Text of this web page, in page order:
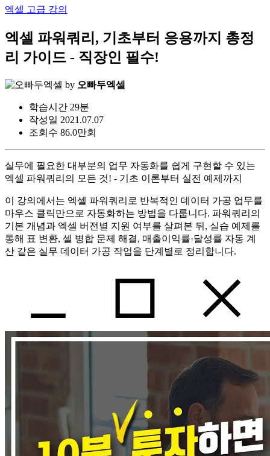
엑셀 고급 강의
엑셀 파워쿼리, 기초부터 응용까지 총정
리 가이드 - 직장인 필수!
by 오빠두엑셀
학습시간 29분
작성일 2021.07.07
조회수 86.0만회
실무에 필요한 대부분의 업무 자동화를 쉽게 구현할 수 있는
엑셀 파워쿼리의 모든 것! - 기초 이론부터 실전 예제까지
이 강의에서는 엑셀 파워쿼리로 반복적인 데이터 가공 업무를
마우스 클릭만으로 자동화하는 방법을 다룹니다. 파워쿼리의
기본 개념과 엑셀 버전별 지원 여부를 살펴본 뒤, 실습 예제를
통해 표 변환, 셀 병합 문제 해결, 매출이익률·달성률 자동 계
산 같은 실무 데이터 가공 작업을 단계별로 정리합니다.